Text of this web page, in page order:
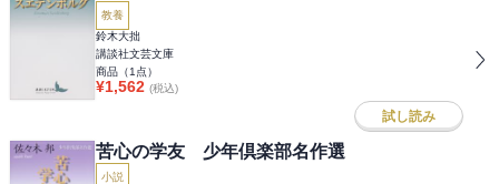
教養
鈴木大拙
講談社文芸文庫
商品（1 点）
¥1,562 (税込)
試し読み
苦心の学友 少年倶楽部名作選
小説